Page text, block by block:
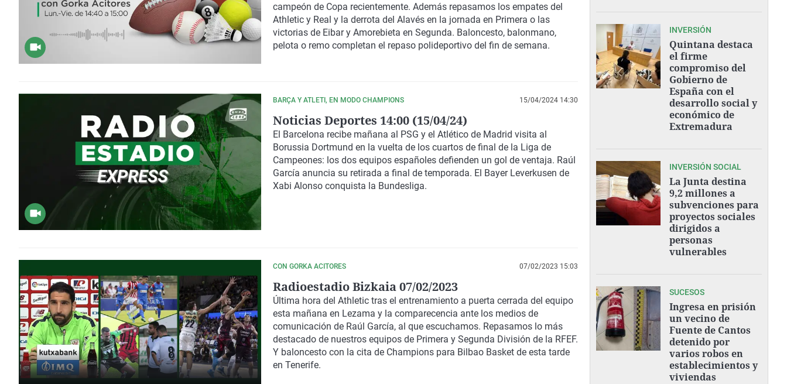
campeón de Copa recientemente. Además repasamos los empates del
Athletic y Real y la derrota del Alavés en la jornada en Primera o las
victorias de Eibar y Amorebieta en Segunda. Baloncesto, balonmano,
pelota o remo completan el repaso polideportivo del fin de semana.
BARÇA Y ATLETI, EN MODO CHAMPIONS 15/04/2024 14:30
Noticias Deportes 14:00 (15/04/24)
El Barcelona recibe mañana al PSG y el Atlético de Madrid visita al
Borussia Dortmund en la vuelta de los cuartos de final de la Liga de
Campeones: los dos equipos españoles defienden un gol de ventaja. Raúl
García anuncia su retirada a final de temporada. El Bayer Leverkusen de
Xabi Alonso conquista la Bundesliga.
CON GORKA ACITORES 07/02/2023 15:03
Radioestadio Bizkaia 07/02/2023
Última hora del Athletic tras el entrenamiento a puerta cerrada del equipo
esta mañana en Lezama y la comparecencia ante los medios de
comunicación de Raúl García, al que escuchamos. Repasamos lo más
destacado de nuestros equipos de Primera y Segunda División de la RFEF.
Y baloncesto con la cita de Champions para Bilbao Basket de esta tarde
en Tenerife.
INVERSIÓN
Quintana destaca
el firme
compromiso del
Gobierno de
España con el
desarrollo social y
económico de
Extremadura
INVERSIÓN SOCIAL
La Junta destina
9,2 millones a
subvenciones para
proyectos sociales
dirigidos a
personas
vulnerables
SUCESOS
Ingresa en prisión
un vecino de
Fuente de Cantos
detenido por
varios robos en
establecimientos y
viviendas